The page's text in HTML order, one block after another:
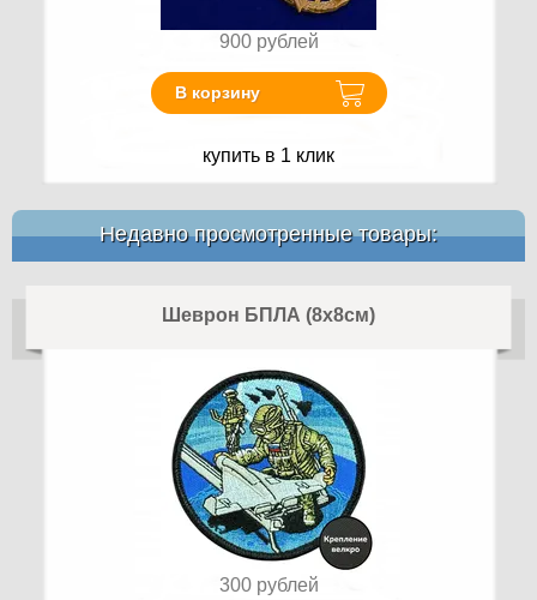
900 рублей
В корзину
купить в 1 клик
Недавно просмотренные товары:
Шеврон БПЛА (8х8см)
300 рублей